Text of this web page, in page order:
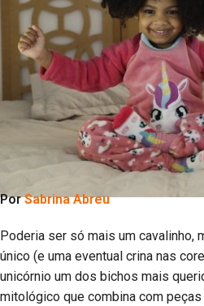
PorSabrina Abreu
Poderia ser só mais um cavalinho,
único (e uma eventual crina nas
unicórnio um dos bichos mais
mitológico que combina com